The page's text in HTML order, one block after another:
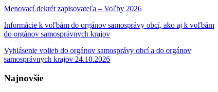
Menovací dekrét zapisovateľa – Voľby 2026
Informácie k voľbám do orgánov samosprávy obcí, ako aj k voľbám
do orgánov samosprávnych krajov
Vyhlásenie volieb do orgánov samosprávy obcí a do orgánov
samosprávnych krajov 24.10.2026
Najnovšie